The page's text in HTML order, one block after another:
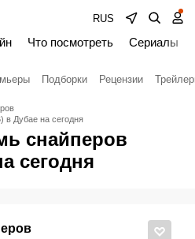
RUS
Что посмотреть Сериалы
Подборки Рецензии
в Дубае на сегодня
снайперов
сегодня